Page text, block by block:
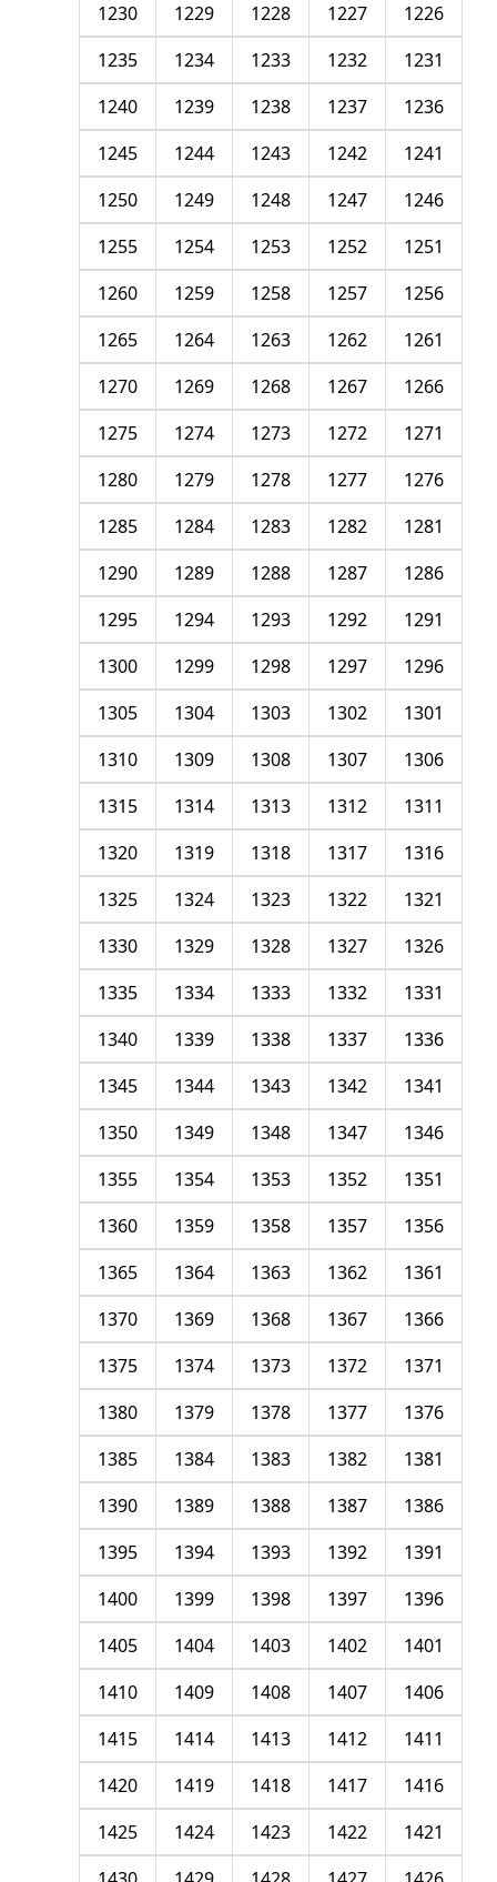
1226
1227
1228
1229
1230
1231
1232
1233
1234
1235
1236
1237
1238
1239
1240
1241
1242
1243
1244
1245
1246
1247
1248
1249
1250
1251
1252
1253
1254
1255
1256
1257
1258
1259
1260
1261
1262
1263
1264
1265
1266
1267
1268
1269
1270
1271
1272
1273
1274
1275
1276
1277
1278
1279
1280
1281
1282
1283
1284
1285
1286
1287
1288
1289
1290
1291
1292
1293
1294
1295
1296
1297
1298
1299
1300
1301
1302
1303
1304
1305
1306
1307
1308
1309
1310
1311
1312
1313
1314
1315
1316
1317
1318
1319
1320
1321
1322
1323
1324
1325
1326
1327
1328
1329
1330
1331
1332
1333
1334
1335
1336
1337
1338
1339
1340
1341
1342
1343
1344
1345
1346
1347
1348
1349
1350
1351
1352
1353
1354
1355
1356
1357
1358
1359
1360
1361
1362
1363
1364
1365
1366
1367
1368
1369
1370
1371
1372
1373
1374
1375
1376
1377
1378
1379
1380
1381
1382
1383
1384
1385
1386
1387
1388
1389
1390
1391
1392
1393
1394
1395
1396
1397
1398
1399
1400
1401
1402
1403
1404
1405
1406
1407
1408
1409
1410
1411
1412
1413
1414
1415
1416
1417
1418
1419
1420
1421
1422
1423
1424
1425